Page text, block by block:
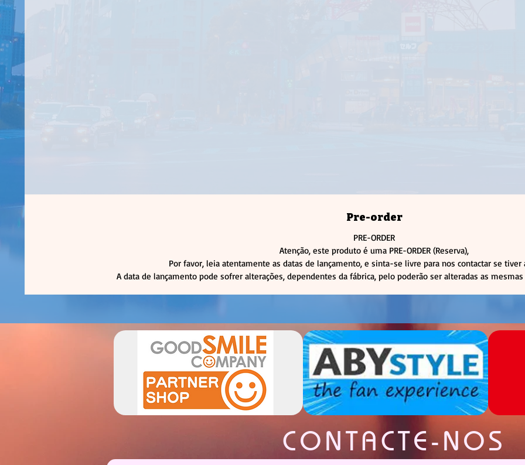
Pre-order
PRE-ORDER
Atenção, este produto é uma PRE-ORDER (Reserva),
Por favor, leia atentamente as datas de lançamento, e sinta-se livre para nos contactar se tiver
A data de lançamento pode sofrer alterações, dependentes da fábrica, pelo poderão ser alteradas as
CONTACTE-NOS